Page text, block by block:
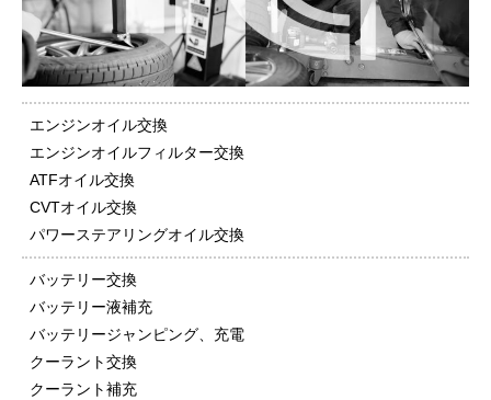
エンジンオイル交換
エンジンオイルフィルター交換
ATFオイル交換
CVTオイル交換
パワーステアリングオイル交換
バッテリー交換
バッテリー液補充
バッテリージャンピング、充電
クーラント交換
クーラント補充